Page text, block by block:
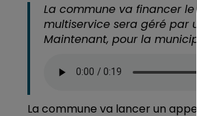
La commune va financer le
multiservice sera géré par
Maintenant, pour la
La commune va lancer un